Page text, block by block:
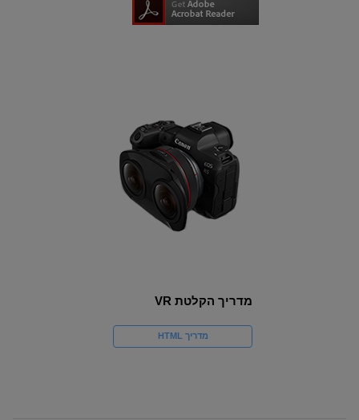
מדריך הקלטת VR
מדריך HTML